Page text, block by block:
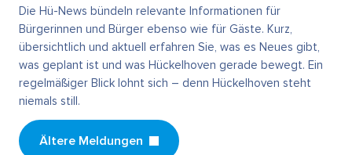
Die Hü-News bündeln relevante Informationen für
Bürgerinnen und Bürger ebenso wie für Gäste. Kurz,
übersichtlich und aktuell erfahren Sie, was es Neues gibt,
was geplant ist und was Hückelhoven gerade bewegt. Ein
regelmäßiger Blick lohnt sich – denn Hückelhoven steht
niemals still.
Ältere Meldungen